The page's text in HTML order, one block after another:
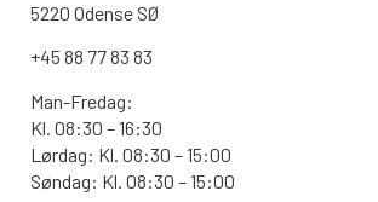
5220 Odense SØ
+45 88 77 83 83
Man-Fredag:
Kl. 08:30 – 16:30
Lørdag: Kl. 08:30 – 15:00
Søndag: Kl. 08:30 – 15:00